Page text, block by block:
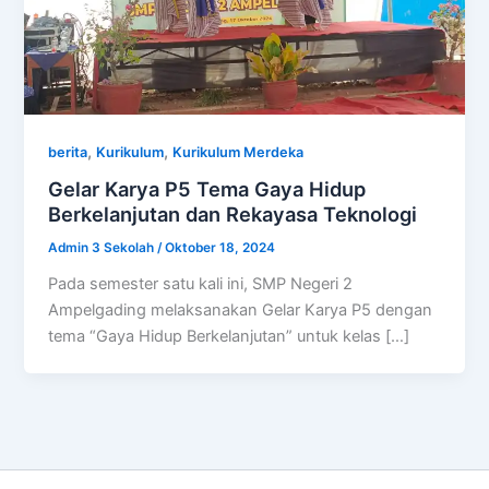
berita, Kurikulum, Kurikulum Merdeka
Gelar Karya P5 Tema Gaya Hidup
Berkelanjutan dan Rekayasa Teknologi
Admin 3 Sekolah/Oktober 18, 2024
Pada semester satu kali ini, SMP Negeri 2
Ampelgading melaksanakan Gelar Karya P5 dengan
tema “Gaya Hidup Berkelanjutan” untuk kelas […]